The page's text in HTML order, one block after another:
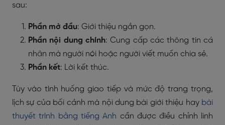
sau:
Phần mở đầu: Giới thiệu ngắn gọn.
Phần nội dung chính: Cung cấp các thông tin cá
nhân mà người nói hoặc người viết muốn chia sẻ.
Phần kết: Lời kết thúc.
Tùy vào tình huống giao tiếp và mức độ trang trọng,
lịch sự của bối cảnh mà nội dung bài giới thiệu hay bài
thuyết trình bằng tiếng Anh cần được điều chỉnh linh